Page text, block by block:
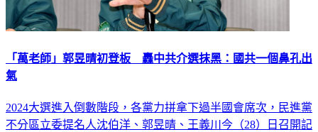
「萬老師」郭昱晴初登板 轟中共介選抹黑：國共一個鼻孔出
氣
2024大選進入倒數階段，各黨力拼拿下過半國會席次，民進黨
不分區立委提名人沈伯洋、郭昱晴、王義川今（28）日召開記